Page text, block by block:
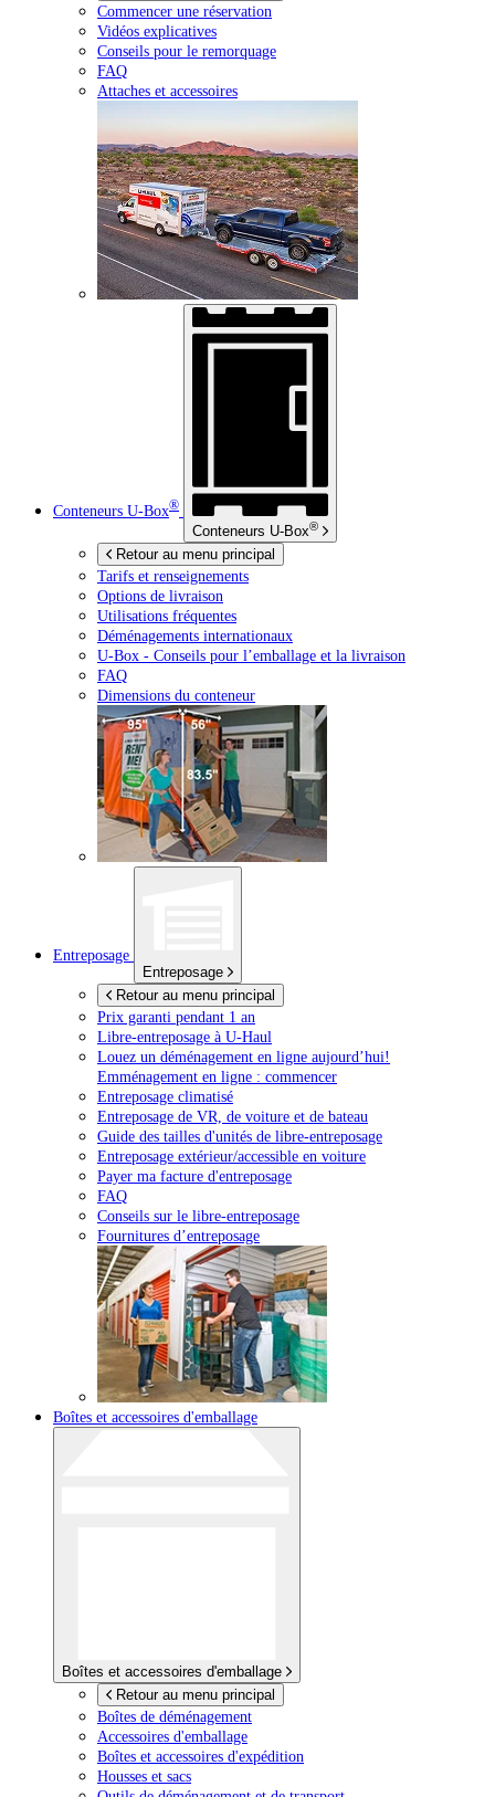
Commencer une réservation
Vidéos explicatives
Conseils pour le remorquage
FAQ
Attaches et accessoires
Conteneurs U-Box®
Conteneurs U-Box®
Retour au menu principal
Tarifs et renseignements
Options de livraison
Utilisations fréquentes
Déménagements internationaux
U-Box - Conseils pour l’emballage et la livraison
FAQ
Dimensions du conteneur
Entreposage
Entreposage
Retour au menu principal
Prix garanti pendant 1 an
Libre-entreposage à U-Haul
Louez un déménagement en ligne aujourd’hui!
Emménagement en ligne : commencer
Entreposage climatisé
Entreposage de VR, de voiture et de bateau
Guide des tailles d'unités de libre-entreposage
Entreposage extérieur/accessible en voiture
Payer ma facture d'entreposage
FAQ
Conseils sur le libre-entreposage
Fournitures d’entreposage
Boîtes et accessoires d'emballage
Boîtes et accessoires d'emballage
Retour au menu principal
Boîtes de déménagement
Accessoires d'emballage
Boîtes et accessoires d'expédition
Housses et sacs